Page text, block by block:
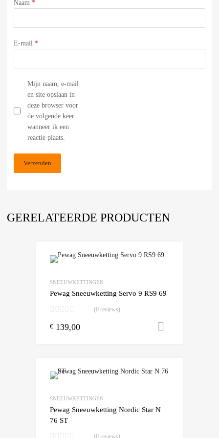
Naam *
E-mail *
Mijn naam, e-mail
en site opslaan in
deze browser voor
de volgende keer
wanneer ik een
reactie plaats.
GERELATEERDE PRODUCTEN
SNEEUWKETTINGEN
Pewag Sneeuwketting Servo 9 RS9 69
(0 reviews)
€ 139,00
SNEEUWKETTINGEN
Pewag Sneeuwketting Nordic Star N
76 ST
(0 reviews)